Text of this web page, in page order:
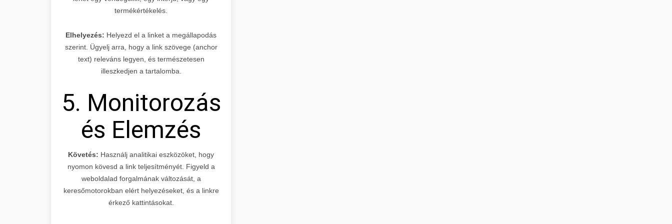
termékértékelés.
Elhelyezés: Helyezd el a linket a megállapodás
szerint. Ügyelj arra, hogy a link szövege (anchor
text) releváns legyen, és természetesen
illeszkedjen a tartalomba.
5. Monitorozás
és Elemzés
Követés: Használj analitikai eszközöket, hogy
nyomon kövesd a link teljesítményét. Figyeld a
weboldalad forgalmának változását, a
keresőmotorokban elért helyezéseket, és a linkre
érkező kattintásokat.